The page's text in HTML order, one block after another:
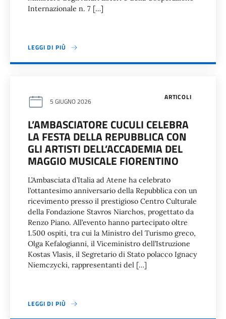
Internazionale n. 7 […]
LEGGI DI PIÙ
ARTICOLI
5 GIUGNO 2026
L’AMBASCIATORE CUCULI CELEBRA
LA FESTA DELLA REPUBBLICA CON
GLI ARTISTI DELL’ACCADEMIA DEL
MAGGIO MUSICALE FIORENTINO
L’Ambasciata d’Italia ad Atene ha celebrato
l’ottantesimo anniversario della Repubblica con un
ricevimento presso il prestigioso Centro Culturale
della Fondazione Stavros Niarchos, progettato da
Renzo Piano. All’evento hanno partecipato oltre
1.500 ospiti, tra cui la Ministro del Turismo greco,
Olga Kefalogianni, il Viceministro dell’Istruzione
Kostas Vlasis, il Segretario di Stato polacco Ignacy
Niemczycki, rappresentanti del […]
LEGGI DI PIÙ